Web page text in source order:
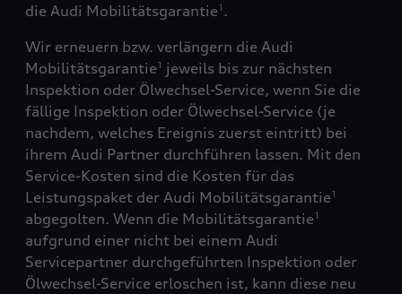
die Audi Mobilitätsgarantie1 .
Wir erneuern bzw. verlängern die Audi
Mobilitätsgarantie1
jeweils bis zur nächsten
Inspektion oder Ölwechsel-Service, wenn Sie die
fällige Inspektion oder Ölwechsel-Service (je
nachdem, welches Ereignis zuerst eintritt) bei
ihrem Audi Partner durchführen lassen. Mit den
Service-Kosten sind die Kosten für das
Leistungspaket der Audi Mobilitätsgarantie1
abgegolten. Wenn die Mobilitätsgarantie1
aufgrund einer nicht bei einem Audi
Servicepartner durchgeführten Inspektion oder
Ölwechsel-Service erloschen ist, kann diese neu